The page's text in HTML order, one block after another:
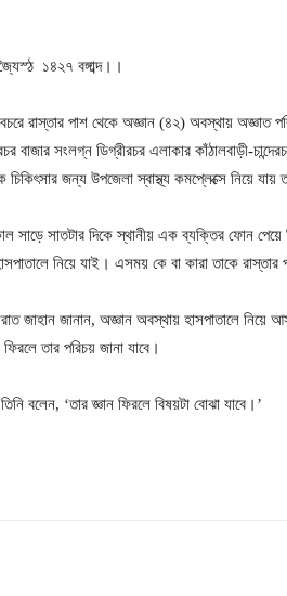
১৪২৭ বঙ্গাব্দ।।
রাস্তার পাশ থেকে অজ্ঞান (৪২) অবস্থায় অজ্ঞাত
বাজার সংলগ্ন ডিগ্রীরচর এলাকার কাঁঠালবাড়ী-
জন্য উপজেলা স্বাস্থ্য কমপ্লেক্সে নিয়ে যায়
সাড়ে সাতটার দিকে স্থানীয় এক ব্যক্তির ফোন পেয়ে
নিয়ে যাই। এসময় কে বা কারা তাকে রাস্তার
জাহান জানান, অজ্ঞান অবস্থায় হাসপাতালে
তার পরিচয় জানা যাবে।
বলেন, ‘তার জ্ঞান ফিরলে বিষয়টা বোঝা যাবে।’